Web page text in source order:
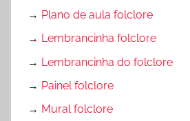
→ Plano de aula folclore
→ Lembrancinha folclore
→ Lembrancinha do folclore
→ Painel folclore
→ Mural folclore